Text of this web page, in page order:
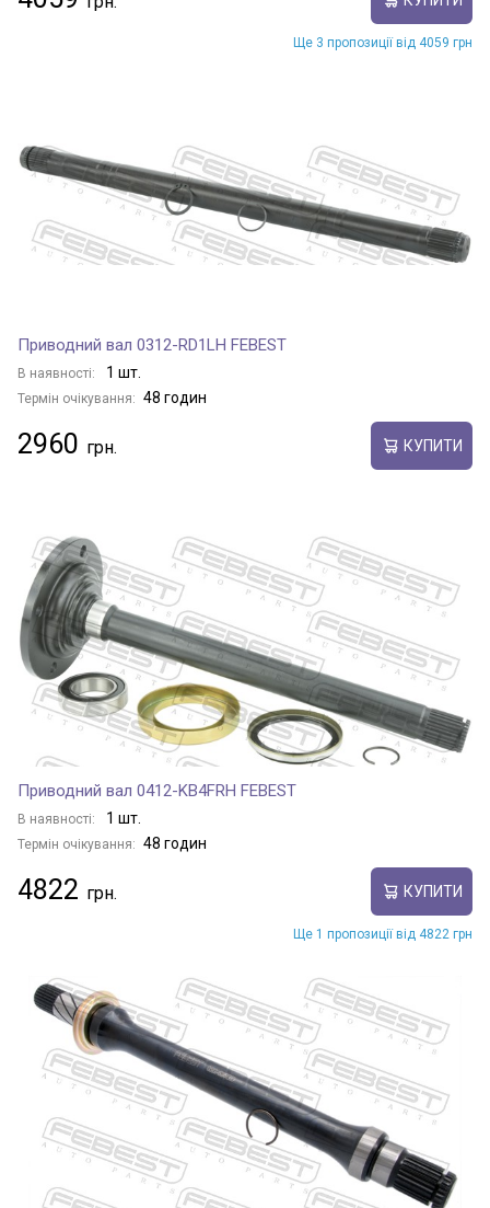
Ще 3 пропозиції від 4059 грн
Приводний вал 0312-RD1LH FEBEST
В наявності: 1 шт.
Термін очікування: 48 годин
2960 КУПИТИ
Приводний вал 0412-KB4FRH FEBEST
В наявності: 1 шт.
Термін очікування: 48 годин
4822 КУПИТИ
Ще 1 пропозиції від 4822 грн